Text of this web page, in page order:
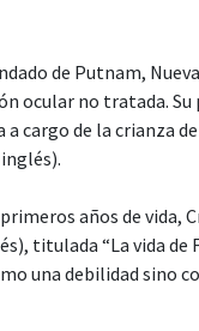
de Putnam,
ocular no tratada.
cargo de la crianza
años de vida,
titulada “La vida de
una debilidad sino